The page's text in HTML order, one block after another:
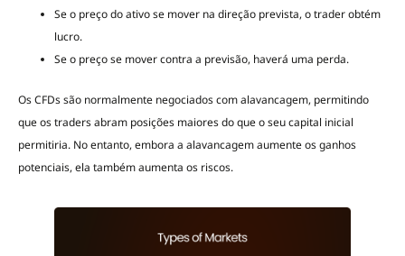
Se o preço do ativo se mover na direção prevista, o trader obtém
lucro.
Se o preço se mover contra a previsão, haverá uma perda.
Os CFDs são normalmente negociados com alavancagem, permitindo
que os traders abram posições maiores do que o seu capital inicial
permitiria. No entanto, embora a alavancagem aumente os ganhos
potenciais, ela também aumenta os riscos.